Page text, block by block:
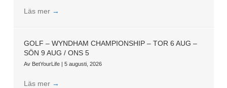
Läs mer →
GOLF – WYNDHAM CHAMPIONSHIP – TOR 6 AUG –
SÖN 9 AUG / ONS 5
Av BetYourLife | 5 augusti, 2026
Läs mer →